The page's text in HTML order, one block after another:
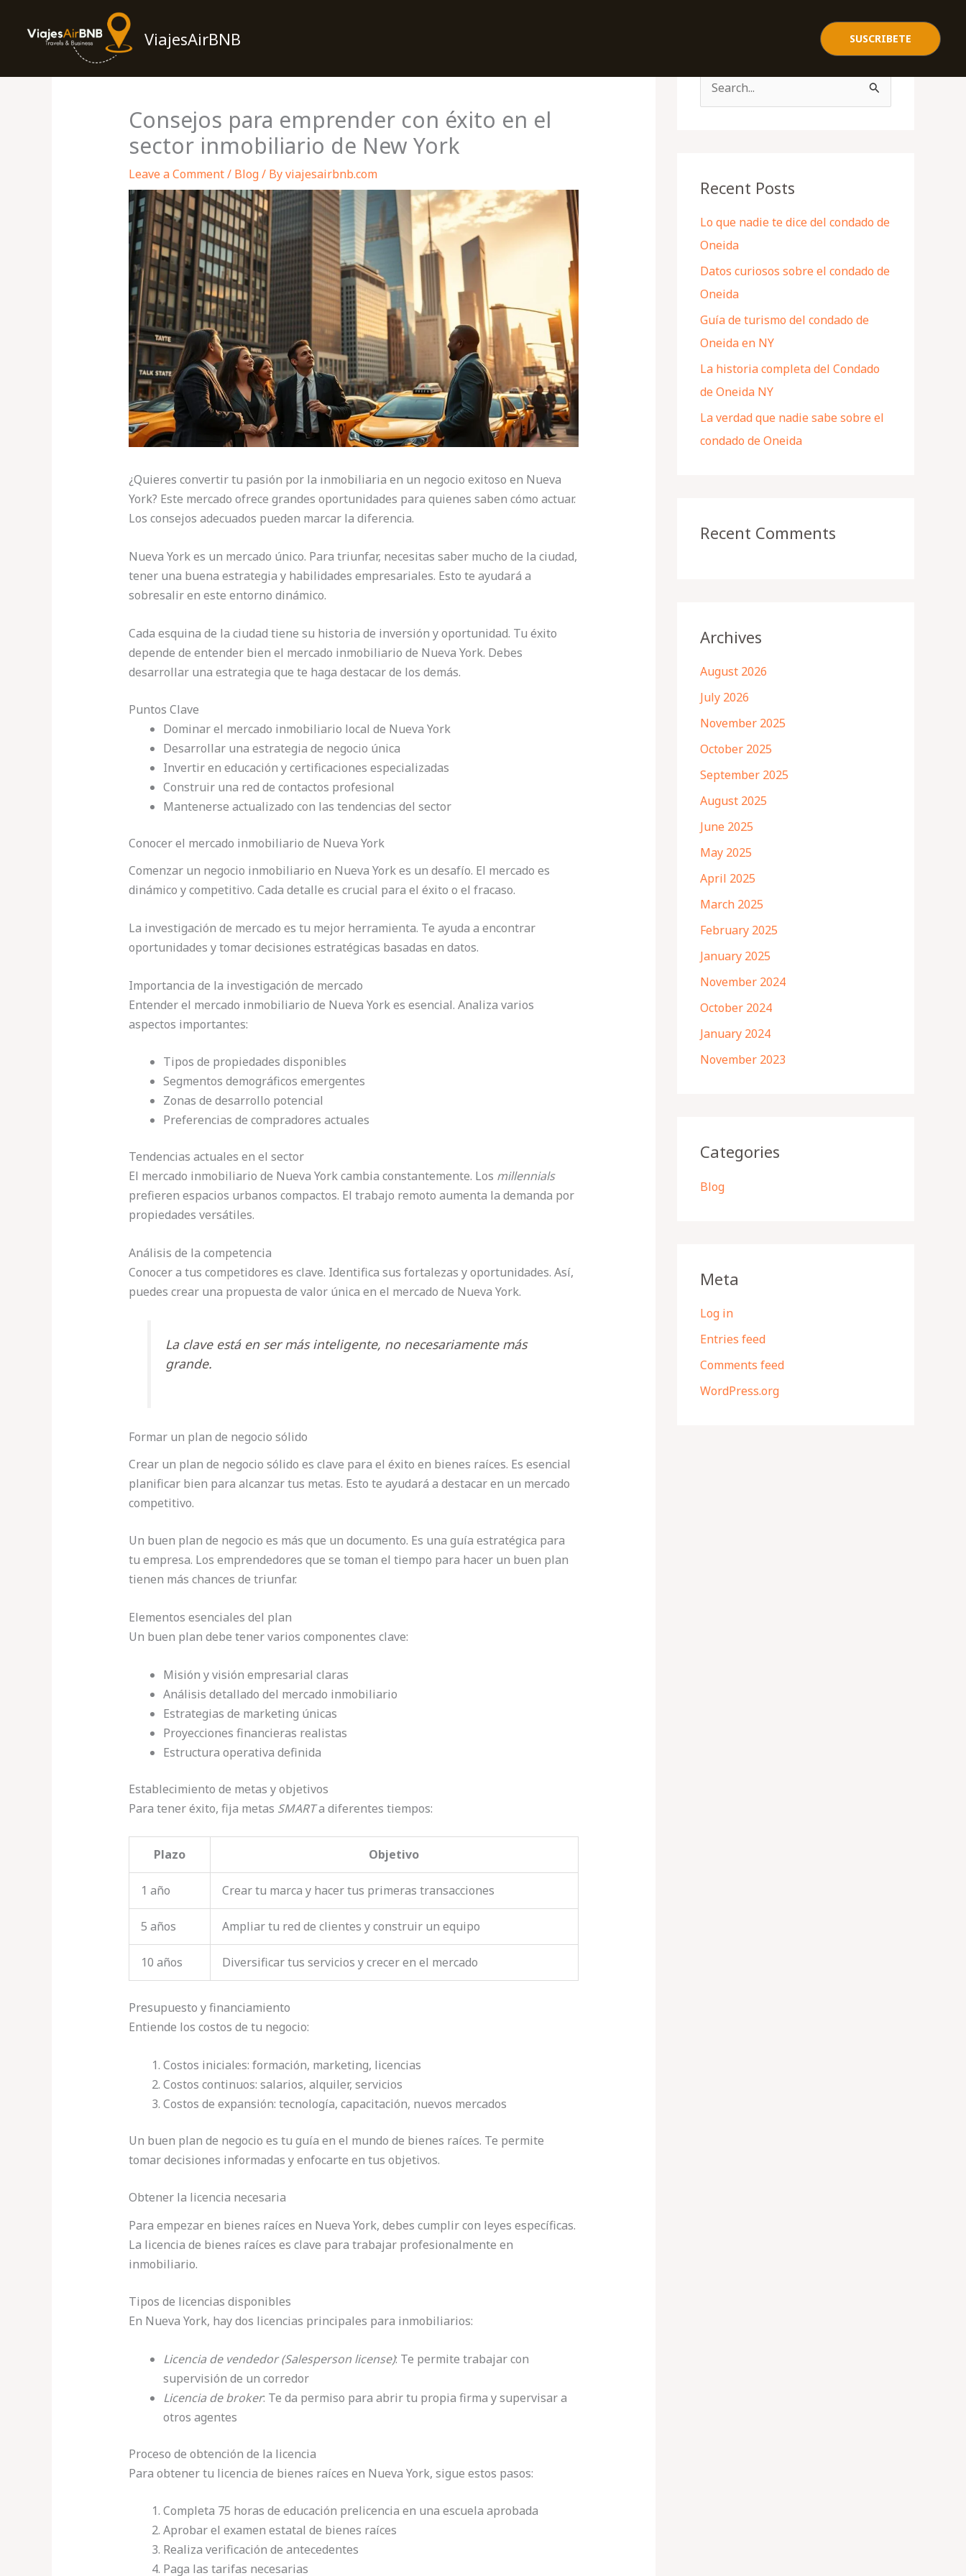
ViajesAirBNB SUSCRIBETE
Consejos para emprender con éxito en el
sector inmobiliario de New York
Leave a Comment/ Blog/ Byviajesairbnb.com
¿Quieres convertir tu pasión por la inmobiliaria en un negocio exitoso en Nueva
York? Este mercado ofrece grandes oportunidades para quienes saben cómo actuar.
Los consejos adecuados pueden marcar la diferencia.
Nueva York es un mercado único. Para triunfar, necesitas saber mucho de la ciudad,
tener una buena estrategia y habilidades empresariales. Esto te ayudará a
sobresalir en este entorno dinámico.
Cada esquina de la ciudad tiene su historia de inversión y oportunidad. Tu éxito
depende de entender bien el mercado inmobiliario de Nueva York. Debes
desarrollar una estrategia que te haga destacar de los demás.
Puntos Clave
Dominar el mercado inmobiliario local de Nueva York
Desarrollar una estrategia de negocio única
Invertir en educación y certificaciones especializadas
Construir una red de contactos profesional
Mantenerse actualizado con las tendencias del sector
Conocer el mercado inmobiliario de Nueva York
Comenzar un negocio inmobiliario en Nueva York es un desafío. El mercado es
dinámico y competitivo. Cada detalle es crucial para el éxito o el fracaso.
La investigación de mercado es tu mejor herramienta. Te ayuda a encontrar
oportunidades y tomar decisiones estratégicas basadas en datos.
Importancia de la investigación de mercado
Entender el mercado inmobiliario de Nueva York es esencial. Analiza varios
aspectos importantes:
Tipos de propiedades disponibles
Segmentos demográficos emergentes
Zonas de desarrollo potencial
Preferencias de compradores actuales
Tendencias actuales en el sector
El mercado inmobiliario de Nueva York cambia constantemente. Los millennials
prefieren espacios urbanos compactos. El trabajo remoto aumenta la demanda por
propiedades versátiles.
Análisis de la competencia
Conocer a tus competidores es clave. Identifica sus fortalezas y oportunidades. Así,
puedes crear una propuesta de valor única en el mercado de Nueva York.
La clave está en ser más inteligente, no necesariamente más
grande.
Formar un plan de negocio sólido
Crear un plan de negocio sólido es clave para el éxito en bienes raíces. Es esencial
planificar bien para alcanzar tus metas. Esto te ayudará a destacar en un mercado
competitivo.
Un buen plan de negocio es más que un documento. Es una guía estratégica para
tu empresa. Los emprendedores que se toman el tiempo para hacer un buen plan
tienen más chances de triunfar.
Elementos esenciales del plan
Un buen plan debe tener varios componentes clave:
Misión y visión empresarial claras
Análisis detallado del mercado inmobiliario
Estrategias de marketing únicas
Proyecciones financieras realistas
Estructura operativa definida
Establecimiento de metas y objetivos
Para tener éxito, fija metas SMARTa diferentes tiempos:
Plazo Objetivo
1 año Crear tu marca y hacer tus primeras transacciones
5 años Ampliar tu red de clientes y construir un equipo
10 años Diversificar tus servicios y crecer en el mercado
Presupuesto y financiamiento
Entiende los costos de tu negocio:
Costos iniciales: formación, marketing, licencias
Costos continuos: salarios, alquiler, servicios
Costos de expansión: tecnología, capacitación, nuevos mercados
Un buen plan de negocio es tu guía en el mundo de bienes raíces. Te permite
tomar decisiones informadas y enfocarte en tus objetivos.
Obtener la licencia necesaria
Para empezar en bienes raíces en Nueva York, debes cumplir con leyes específicas.
La licencia de bienes raíces es clave para trabajar profesionalmente en
inmobiliario.
Tipos de licencias disponibles
En Nueva York, hay dos licencias principales para inmobiliarios:
Licencia de vendedor (Salesperson license): Te permite trabajar con
supervisión de un corredor
Licencia de broker: Te da permiso para abrir tu propia firma y supervisar a
otros agentes
Proceso de obtención de la licencia
Para obtener tu licencia de bienes raíces en Nueva York, sigue estos pasos:
Completa 75 horas de educación prelicencia en una escuela aprobada
Aprobar el examen estatal de bienes raíces
Realiza verificación de antecedentes
Paga las tarifas necesarias
c
f
o
r
:
Recent Posts
Lo que nadie te dice del condado de
Oneida
Datos curiosos sobre el condado de
Oneida
Guía de turismo del condado de
Oneida en NY
La historia completa del Condado
de Oneida NY
La verdad que nadie sabe sobre el
condado de Oneida
Recent Comments
Archives
August 2026
July 2026
November 2025
October 2025
September 2025
August 2025
June 2025
May 2025
April 2025
March 2025
February 2025
January 2025
November 2024
October 2024
January 2024
November 2023
Categories
Blog
Meta
Log in
Entries feed
Comments feed
WordPress.org